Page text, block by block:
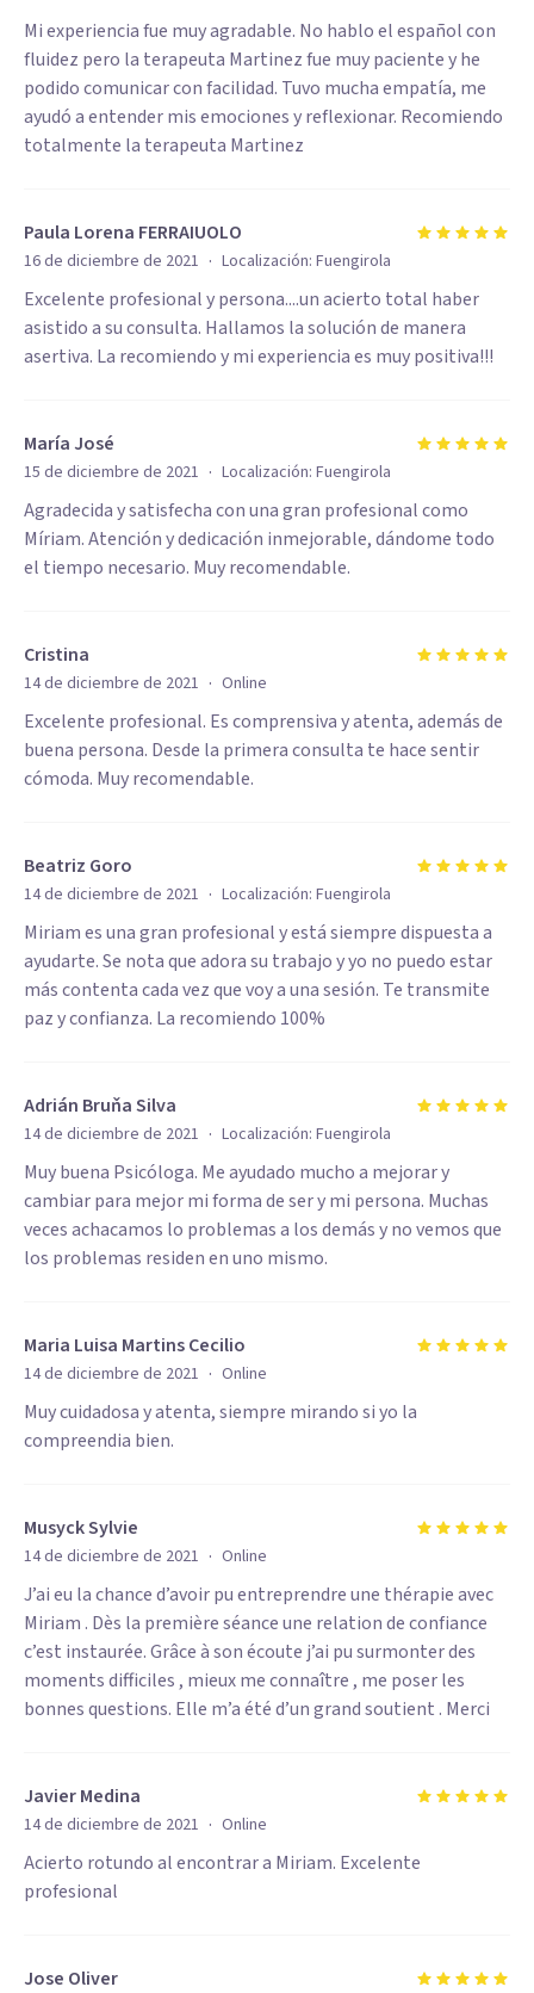
Mi experiencia fue muy agradable. No hablo el español con
fluidez pero la terapeuta Martinez fue muy paciente y he
podido comunicar con facilidad. Tuvo mucha empatía, me
ayudó a entender mis emociones y reflexionar. Recomiendo
totalmente la terapeuta Martinez
Paula Lorena FERRAIUOLO
16 de diciembre de 2021 · Localización: Fuengirola
Excelente profesional y persona....un acierto total haber
asistido a su consulta. Hallamos la solución de manera
asertiva. La recomiendo y mi experiencia es muy positiva!!!
María José
15 de diciembre de 2021 · Localización: Fuengirola
Agradecida y satisfecha con una gran profesional como
Míriam. Atención y dedicación inmejorable, dándome todo
el tiempo necesario. Muy recomendable.
Cristina
14 de diciembre de 2021 · Online
Excelente profesional. Es comprensiva y atenta, además de
buena persona. Desde la primera consulta te hace sentir
cómoda. Muy recomendable.
Beatriz Goro
14 de diciembre de 2021 · Localización: Fuengirola
Miriam es una gran profesional y está siempre dispuesta a
ayudarte. Se nota que adora su trabajo y yo no puedo estar
más contenta cada vez que voy a una sesión. Te transmite
paz y confianza. La recomiendo 100%
Adrián Bruňa Silva
14 de diciembre de 2021 · Localización: Fuengirola
Muy buena Psicóloga. Me ayudado mucho a mejorar y
cambiar para mejor mi forma de ser y mi persona. Muchas
veces achacamos lo problemas a los demás y no vemos que
los problemas residen en uno mismo.
Maria Luisa Martins Cecilio
14 de diciembre de 2021 · Online
Muy cuidadosa y atenta, siempre mirando si yo la
compreendia bien.
Musyck Sylvie
14 de diciembre de 2021 · Online
J’ai eu la chance d’avoir pu entreprendre une thérapie avec
Miriam . Dès la première séance une relation de confiance
c’est instaurée. Grâce à son écoute j’ai pu surmonter des
moments difficiles , mieux me connaître , me poser les
bonnes questions. Elle m’a été d’un grand soutient . Merci
Javier Medina
14 de diciembre de 2021 · Online
Acierto rotundo al encontrar a Miriam. Excelente
profesional
Jose Oliver